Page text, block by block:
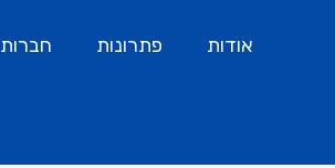
אודות פתרונות